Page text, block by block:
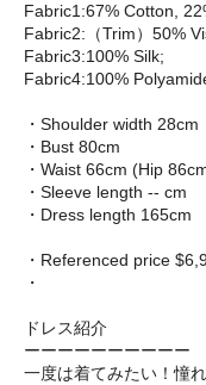
Fabric1:67% Cotton,
Fabric2:（Trim）50%
Fabric3:100% Silk;
Fabric4:100%
・Shoulder width 28cm
・Bust 80cm
・Waist 66cm (Hip
・Sleeve length -- cm
・Dress length 165cm
・Referenced price
・
ドレス紹介
ーーーーーーーーーー
一度は着てみたい！憧